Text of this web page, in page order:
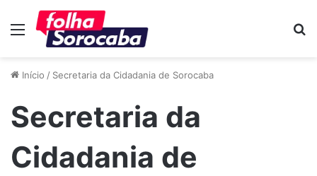
Menu
Início / Secretaria da Cidadania de Sorocaba
Secretaria da
Cidadania de